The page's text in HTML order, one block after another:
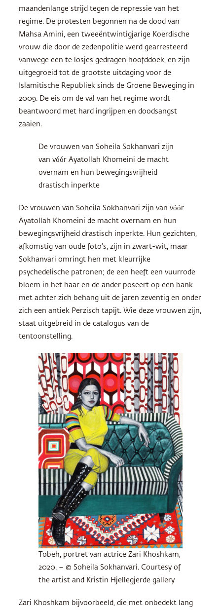
maandenlange strijd tegen de repressie van het
regime. De protesten begonnen na de dood van
Mahsa Amini, een tweeëntwintigjarige Koerdische
vrouw die door de zedenpolitie werd gearresteerd
vanwege een te losjes gedragen hoofddoek, en zijn
uitgegroeid tot de grootste uitdaging voor de
Islamitische Republiek sinds de Groene Beweging in
2009. De eis om de val van het regime wordt
beantwoord met hard ingrijpen en doodsangst
zaaien.
De vrouwen van Soheila Sokhanvari zijn
van vóór Ayatollah Khomeini de macht
overnam en hun bewegingsvrijheid
drastisch inperkte
De vrouwen van Soheila Sokhanvari zijn van vóór
Ayatollah Khomeini de macht overnam en hun
bewegingsvrijheid drastisch inperkte. Hun gezichten,
afkomstig van oude foto’s, zijn in zwart-wit, maar
Sokhanvari omringt hen met kleurrijke
psychedelische patronen; de een heeft een vuurrode
bloem in het haar en de ander poseert op een bank
met achter zich behang uit de jaren zeventig en onder
zich een antiek Perzisch tapijt. Wie deze vrouwen zijn,
staat uitgebreid in de catalogus van de
tentoonstelling.
Tobeh, portret van actrice Zari Khoshkam,
2020. – © Soheila Sokhanvari. Courtesy of
the artist and Kristin Hjellegjerde gallery
Zari Khoshkam bijvoorbeeld, die met onbedekt lang